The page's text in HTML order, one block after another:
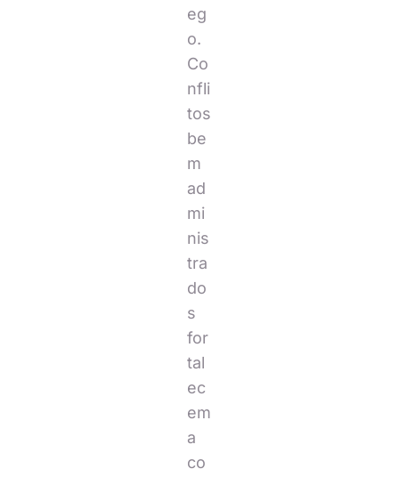
eg
o.
Co
nfli
tos
be
m
ad
mi
nis
tra
do
s
for
tal
ec
em
a
co